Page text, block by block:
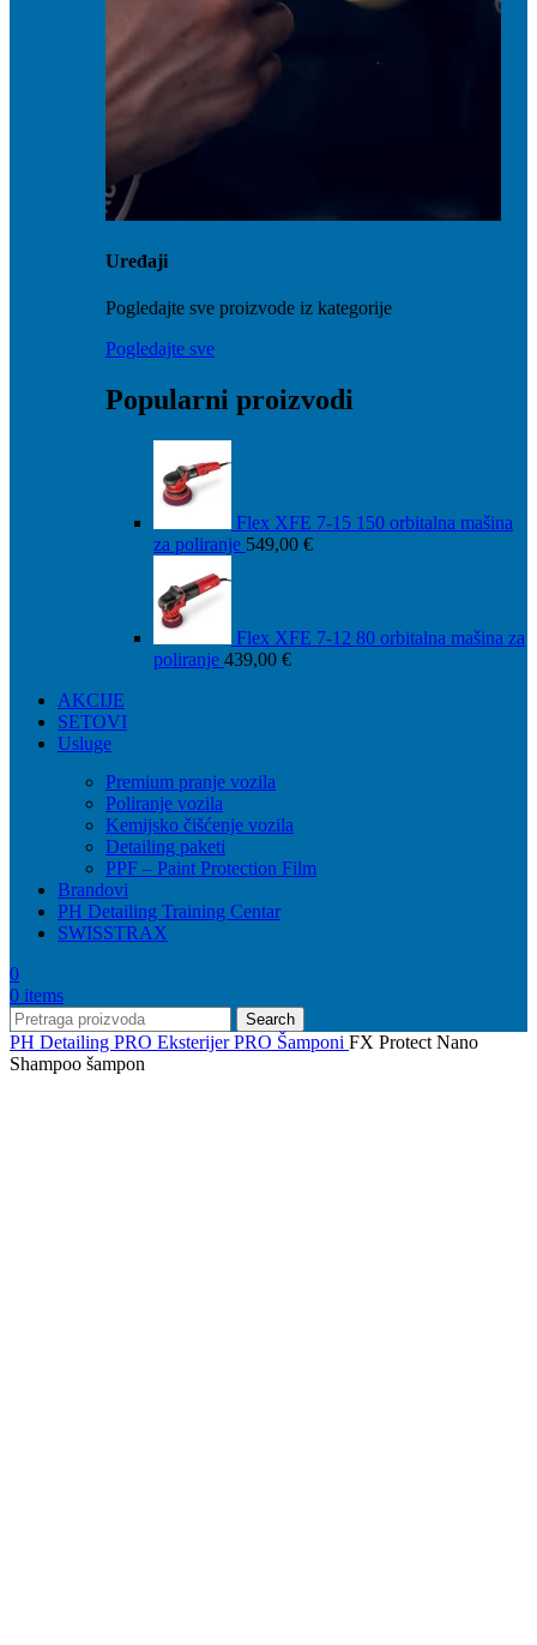
Uređaji
Pogledajte sve proizvode iz kategorije
Pogledajte sve
Popularni proizvodi
Flex XFE 7-15 150 orbitalna mašina
za poliranje 549,00 €
Flex XFE 7-12 80 orbitalna mašina za
poliranje 439,00 €
AKCIJE
SETOVI
Usluge
Premium pranje vozila
Poliranje vozila
Kemijsko čišćenje vozila
Detailing paketi
PPF – Paint Protection Film
Brandovi
PH Detailing Training Centar
SWISSTRAX
0
0 items
Search
PH Detailing PRO Eksterijer PRO Šamponi FX Protect Nano
Shampoo šampon